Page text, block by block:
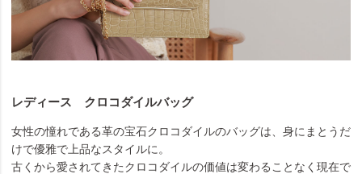
レディース クロコダイルバッグ
女性の憧れである革の宝石クロコダイルのバッグは、身にまとうだ
けで優雅で上品なスタイルに。
古くから愛されてきたクロコダイルの価値は変わることなく現在で